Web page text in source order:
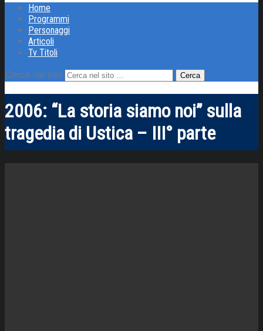
Home
Programmi
Personaggi
Articoli
Tv Titoli
Cerca nel sito
2006: “La storia siamo noi” sulla
tragedia di Ustica – III° parte